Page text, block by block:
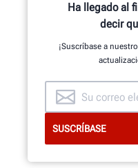
Ha llegado al
decir
¡Suscríbase a